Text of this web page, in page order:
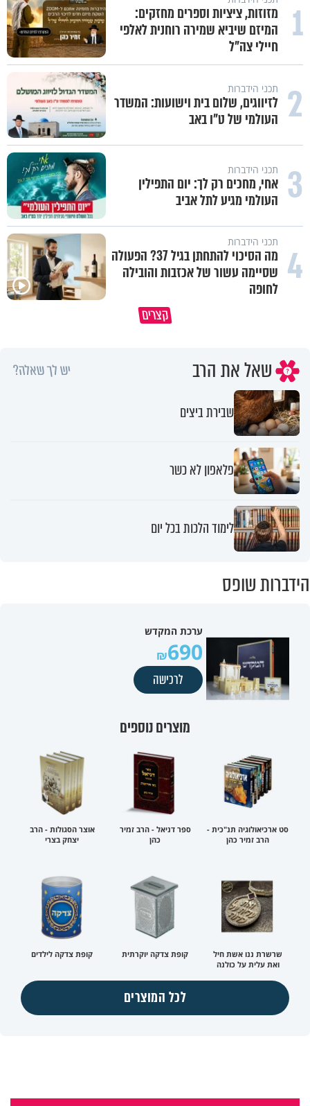
1
מזוזות, ציציות וספרים מחזקים:
המיזם שיביא שמירה רוחנית לאלפי
חיילי צה"ל
2 תכני הידברות
לזיווגים, שלום בית וישועות: המשדר
העולמי של ט"ו באב
3 תכני הידברות
אחי, מחכים רק לך: יום התפילין
העולמי מגיע לתל אביב
4 תכני הידברות
מה הסיכוי להתחתן בגיל 37? הפעולה
שסיימה עשור של אכזבות והובילה
לחופה
קצרים
שאל את הרב יש לך שאלה?
שבירת ביצים
פלאפון לא כשר
לימוד הלכות בכל יום
הידברות שופס
ערכת המקדש
690
לרכישה
מוצרים נוספים
סט ארכיאולוגיה תנ"כית -
הרב זמיר כהן
ספר דניאל - הרב זמיר
כהן
אוצר הסגולות - הרב
יצחק בצרי
שרשרת ננו אשת חיל
ואת עלית על כולנה
קופת צדקה יוקרתית קופת צדקה לילדים
לכל המוצרים